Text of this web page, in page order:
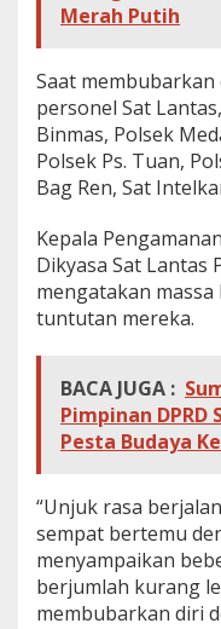
b
a
b
n
a
.
.
Merah Putih
Saat
personel Sat
Binmas, Polsek
Polsek Ps. Tuan,
Bag Ren, Sat
Kepala
Dikyasa Sat Lantas
mengatakan
tuntutan mereka.
BACA JUGA :
Pimpinan
Pesta Budaya
“Unjuk rasa
sempat bertemu
menyampaikan
berjumlah kurang
membubarkan diri